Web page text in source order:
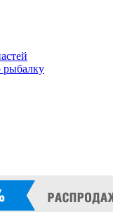
рыбалку